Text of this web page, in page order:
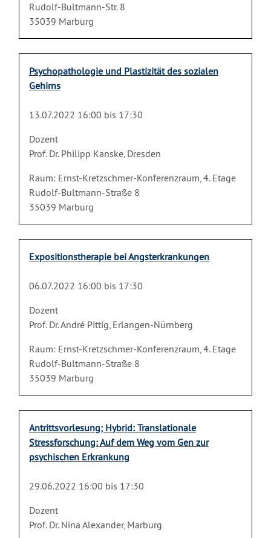
Rudolf-Bultmann-Str. 8
35039 Marburg
Psychopathologie und Plastizität des sozialen
Gehirns
13.07.2022 16:00 bis 17:30
Dozent
Prof. Dr. Philipp Kanske, Dresden
Raum: Ernst-Kretzschmer-Konferenzraum, 4. Etage
Rudolf-Bultmann-Straße 8
35039 Marburg
Expositionstherapie bei Angsterkrankungen
06.07.2022 16:00 bis 17:30
Dozent
Prof. Dr. André Pittig, Erlangen-Nürnberg
Raum: Ernst-Kretzschmer-Konferenzraum, 4. Etage
Rudolf-Bultmann-Straße 8
35039 Marburg
Antrittsvorlesung; Hybrid: Translationale
Stressforschung: Auf dem Weg vom Gen zur
psychischen Erkrankung
29.06.2022 16:00 bis 17:30
Dozent
Prof. Dr. Nina Alexander, Marburg